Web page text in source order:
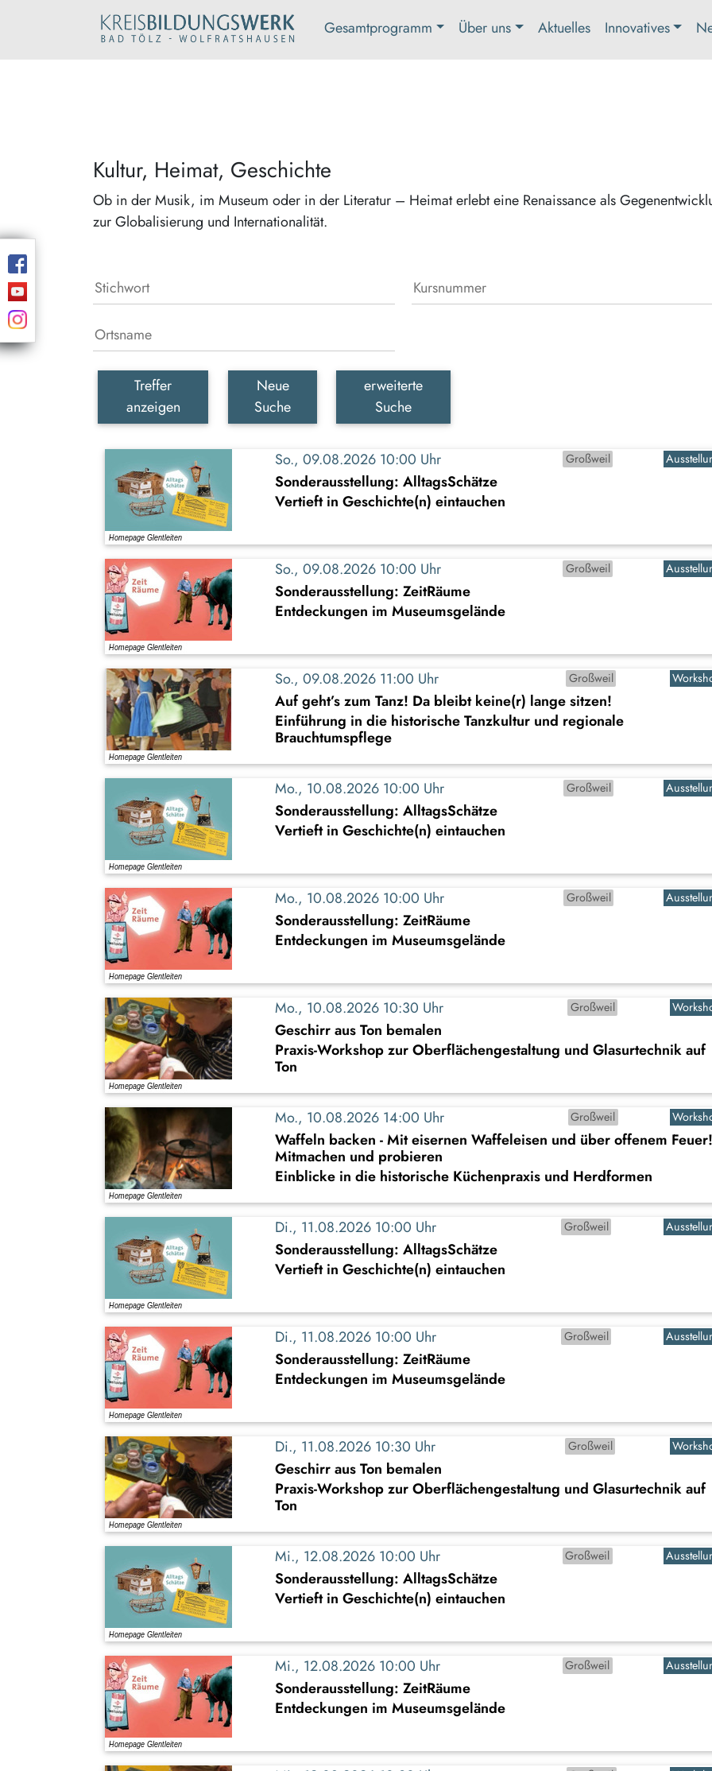
Gesamtprogramm Über uns Aktuelles Innovatives
Kultur, Heimat, Geschichte
Ob in der Musik, im Museum oder in der Literatur – Heimat erlebt eine Renaissance als
zur Globalisierung und Internationalität.
Treffer
anzeigen
Neue
Suche
erweiterte
Suche
So., 09.08.2026 10:00 Uhr Großweil
Sonderausstellung: AlltagsSchätze
Vertieft in Geschichte(n) eintauchen
So., 09.08.2026 10:00 Uhr Großweil
Sonderausstellung: ZeitRäume
Entdeckungen im Museumsgelände
So., 09.08.2026 11:00 Uhr Großweil
Auf geht’s zum Tanz! Da bleibt keine(r) lange sitzen!
Einführung in die historische Tanzkultur und regionale
Brauchtumspflege
Mo., 10.08.2026 10:00 Uhr Großweil
Sonderausstellung: AlltagsSchätze
Vertieft in Geschichte(n) eintauchen
Mo., 10.08.2026 10:00 Uhr Großweil
Sonderausstellung: ZeitRäume
Entdeckungen im Museumsgelände
Mo., 10.08.2026 10:30 Uhr Großweil
Geschirr aus Ton bemalen
Praxis-Workshop zur Oberflächengestaltung und Glasurtechnik auf
Ton
Mo., 10.08.2026 14:00 Uhr Großweil
Waffeln backen - Mit eisernen Waffeleisen und über offenem Feuer!
Mitmachen und probieren
Einblicke in die historische Küchenpraxis und Herdformen
Di., 11.08.2026 10:00 Uhr Großweil
Sonderausstellung: AlltagsSchätze
Vertieft in Geschichte(n) eintauchen
Di., 11.08.2026 10:00 Uhr Großweil
Sonderausstellung: ZeitRäume
Entdeckungen im Museumsgelände
Di., 11.08.2026 10:30 Uhr Großweil
Geschirr aus Ton bemalen
Praxis-Workshop zur Oberflächengestaltung und Glasurtechnik auf
Ton
Mi., 12.08.2026 10:00 Uhr Großweil
Sonderausstellung: AlltagsSchätze
Vertieft in Geschichte(n) eintauchen
Mi., 12.08.2026 10:00 Uhr Großweil
Sonderausstellung: ZeitRäume
Entdeckungen im Museumsgelände